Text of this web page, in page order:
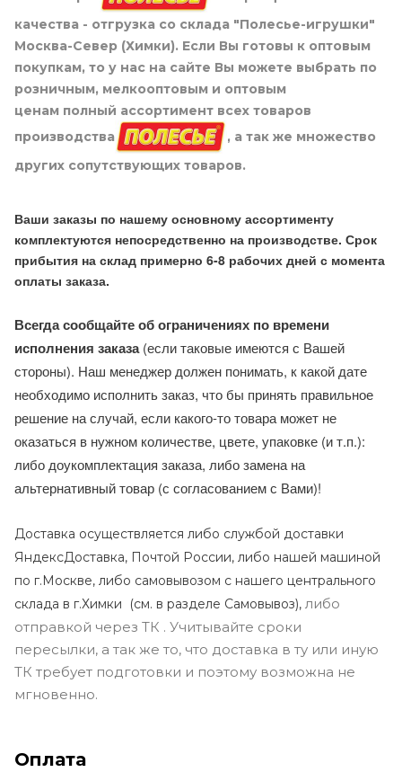
качества - отгрузка со склада "Полесье-игрушки"
Москва-Север (Химки). Если Вы готовы к оптовым
покупкам, то у нас на сайте Вы можете выбрать по
розничным, мелкооптовым и оптовым
ценам полный ассортимент всех товаров
производства
, а так же множество
других сопутствующих товаров.
Ваши заказы по нашему основному ассортименту
комплектуются непосредственно на производстве. Срок
прибытия на склад примерно 6-8 рабочих дней с момента
оплаты заказа.
Всегда сообщайте об ограничениях по времени
исполнения заказа(если таковые имеются с Вашей
стороны). Наш менеджер должен понимать, к какой дате
необходимо исполнить заказ, что бы принять правильное
решение на случай, если какого-то товара может не
оказаться в нужном количестве, цвете, упаковке (и т.п.):
либо доукомплектация заказа, либо замена на
альтернативный товар (с согласованием с Вами)!
Доставка осуществляется либо службой доставки
ЯндексДоставка, Почтой России, либо нашей машиной
по г.Москве, либо самовывозом с нашего центрального
склада в г.Химки (см. в разделе Самовывоз), либо
отправкой через ТК . Учитывайте сроки
пересылки, а так же то, что доставка в ту или иную
ТК требует подготовки и поэтому возможна не
мгновенно.
Оплата